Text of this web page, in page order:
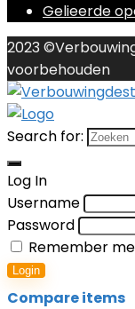
Gelieerde
2023
voorbehouden
Search for:
Log In
Username
Password
Remember me
Login
Compare items